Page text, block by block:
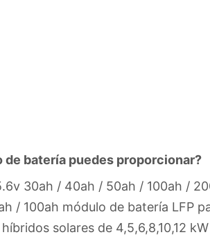
de batería puedes proporcionar?
30ah / 40ah / 50ah / 100ah /
/ 100ah módulo de batería LFP
solares de 4,5,6,8,10,12